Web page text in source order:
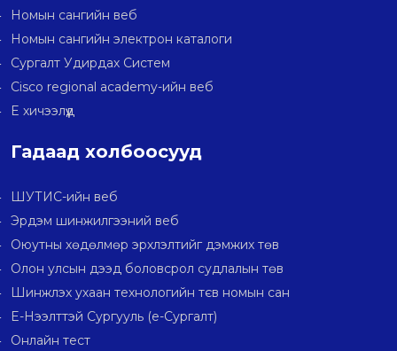
Номын сангийн веб
Номын сангийн электрон каталоги
Сургалт Удирдах Систем
Cisco regional academy-ийн веб
E хичээлүүд
Гадаад холбоосууд
ШУТИС-ийн веб
Эрдэм шинжилгээний веб
Оюутны хөдөлмөр эрхлэлтийг дэмжих төв
Олон улсын дээд боловсрол судлалын төв
Шинжлэх ухаан технологийн тєв номын сан
E-Нээлттэй Сургууль (e-Сургалт)
Онлайн тест